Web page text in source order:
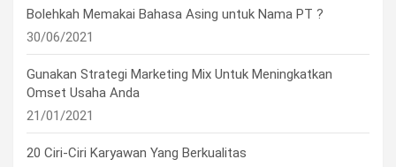
Bolehkah Memakai Bahasa Asing untuk Nama PT ?
30/06/2021
Gunakan Strategi Marketing Mix Untuk Meningkatkan
Omset Usaha Anda
21/01/2021
20 Ciri-Ciri Karyawan Yang Berkualitas